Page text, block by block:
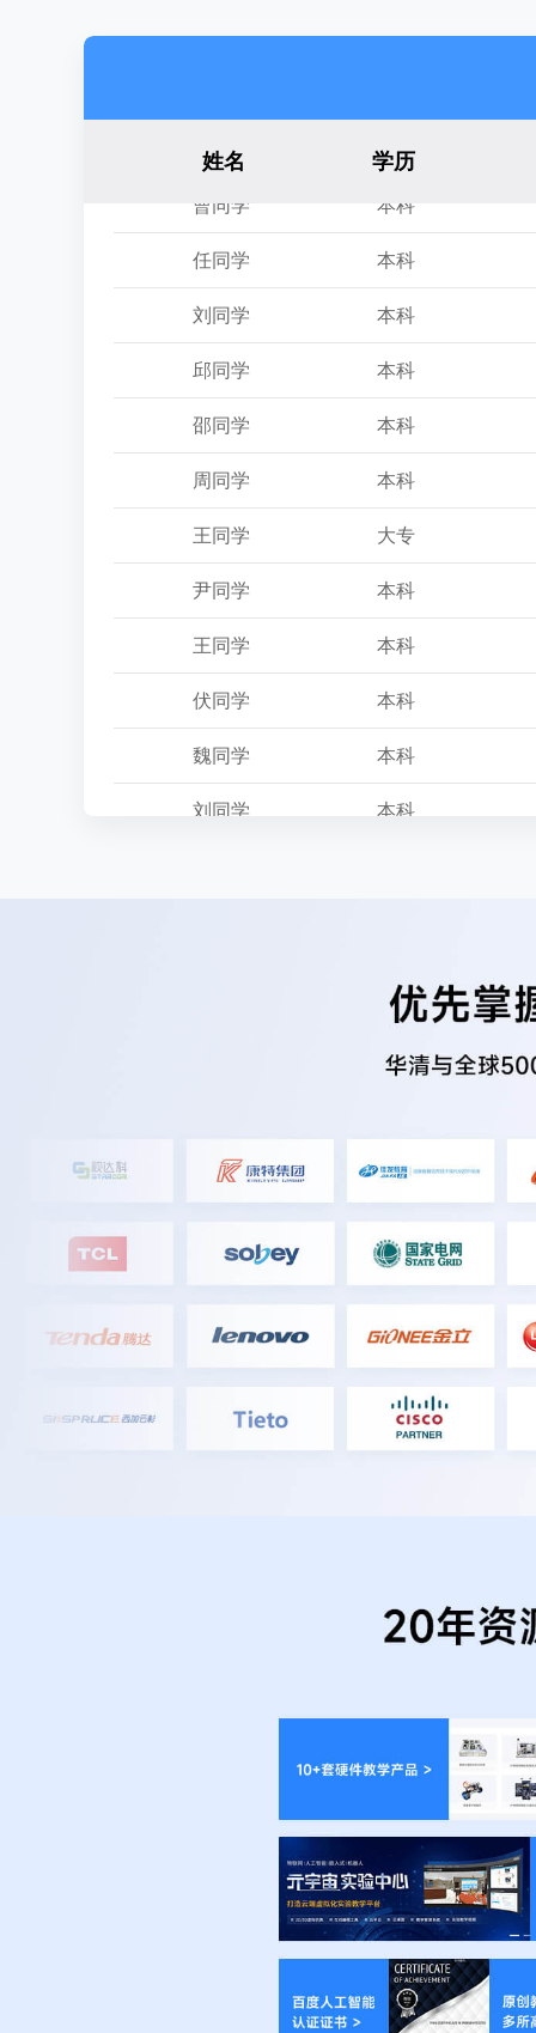
姓名 学历
任同学 本科
刘同学 本科
邱同学 本科
邵同学 本科
周同学 本科
王同学 大专
尹同学 本科
王同学 本科
伏同学 本科
魏同学 本科
刘同学 本科
本科
侯同学
曹同学 本科